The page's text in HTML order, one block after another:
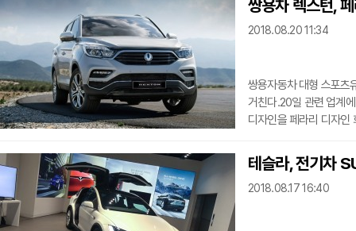
쌍용차 렉스턴,
2018.08.20 11:34
쌍용자동차 대형 스포츠
거친다.20일 관련 업계
디자인을 페라리 디자인
마힌드라그룹이 쌍용차
이내에 12억 달러(약 1
마힌드라그룹 관계자는
테슬라, 전기차
2018.08.17 16:40